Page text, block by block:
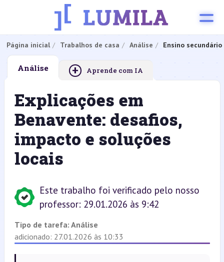
Página inicial Trabalhos de casa Análise Ensino secundário
Análise + Aprende com IA
Explicações em
Benavente: desafios,
impacto e soluções
locais
Este trabalho foi verificado pelo nosso
professor: 29.01.2026 às 9:42
Tipo de tarefa: Análise
adicionado: 27.01.2026 às 10:33